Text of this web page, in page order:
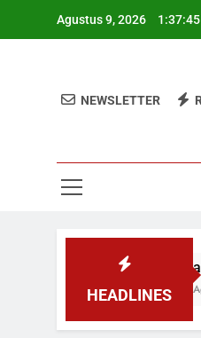
Agustus 9, 2026
NEWSLETTER
HEADLINES
UIN Jakarta
2 Minggu Ago